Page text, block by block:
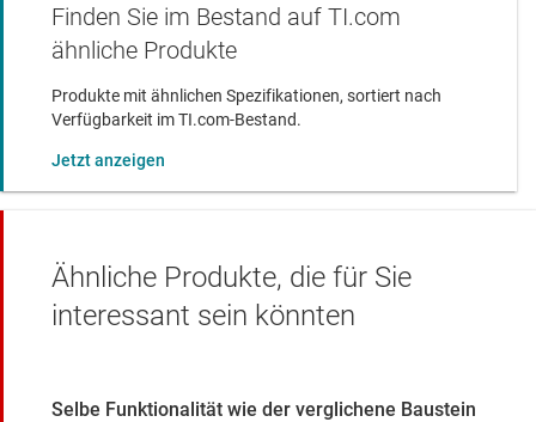
Finden Sie im Bestand auf TI.com
ähnliche Produkte
Produkte mit ähnlichen Spezifikationen, sortiert nach
Verfügbarkeit im TI.com-Bestand.
Jetzt anzeigen
Ähnliche Produkte, die für Sie
interessant sein könnten
Selbe Funktionalität wie der verglichene Baustein